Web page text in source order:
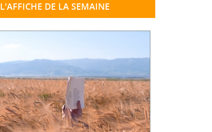
L'AFFICHE DE LA SEMAINE